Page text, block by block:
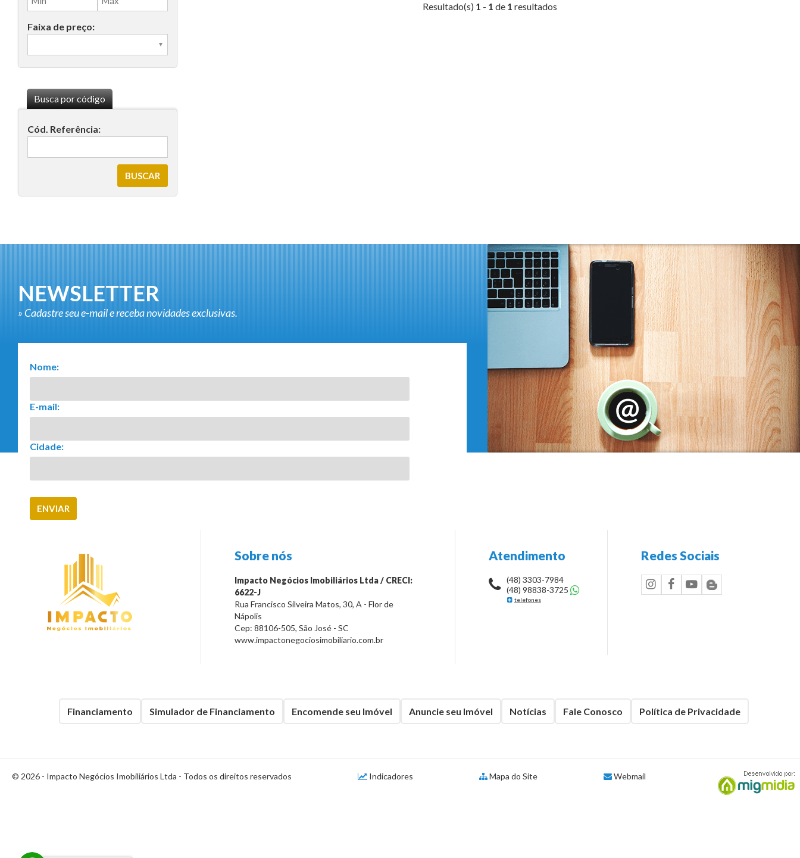
Dallas House (1)
Dolce Vitta (3)
Due Mari Risidenza (4)
Edify One (3)
Essenza Residenziale (6)
Flores de Gaia (1)
Flores do Bosque (1)
Flores do Vale (1)
Flores do Verão (1)
Isla Pasion (4)
Istanbul Park Home Flat (5)
Izas Home (4)
Resultado(s) 1 - 1 de 1 resultados
Faixa de preço:
Busca por código
Cód. Referência:
NEWSLETTER
» Cadastre seu e-mail e receba novidades exclusivas.
Nome:
E-mail:
Cidade:
Sobre nós
Impacto Negócios Imobiliários Ltda / CRECI:
6622-J
Rua Francisco Silveira Matos, 30, A - Flor de
Nápolis
Cep: 88106-505, São José- SC
www.impactonegociosimobiliario.com.br
Atendimento
(48) 3303-7984
(48) 98838-3725
telefones
Redes Sociais
Financiamento Simulador de Financiamento Encomende seu Imóvel Anuncie seu Imóvel Notícias Fale Conosco Política de Privacidade
© 2026 - Impacto Negócios Imobiliários Ltda - Todos os direitos reservados Indicadores Mapa do Site Webmail